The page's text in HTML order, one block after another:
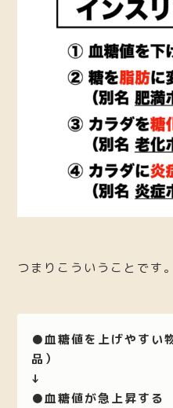
つまりこういうことです。
●血糖値を上げやすい
品）
↓
●血糖値が急上昇する